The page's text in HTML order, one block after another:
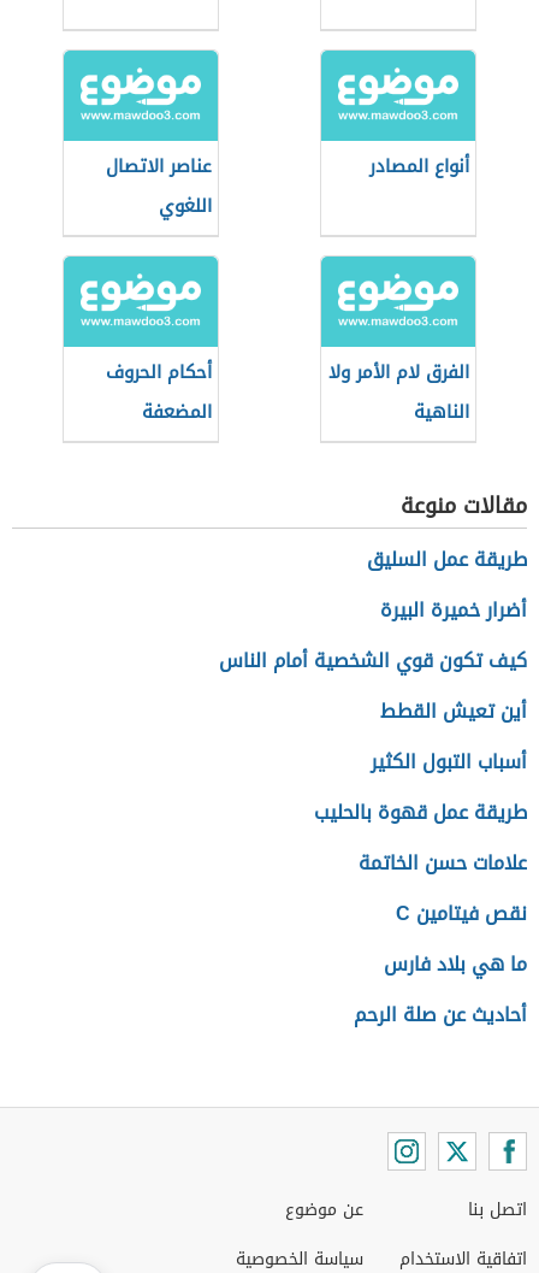
أنواع المصادر
عناصر الاتصال
اللغوي
الفرق لام الأمر ولا
الناهية
أحكام الحروف
المضعفة
مقالات منوعة
طريقة عمل السليق
أضرار خميرة البيرة
كيف تكون قوي الشخصية أمام الناس
أين تعيش القطط
أسباب التبول الكثير
طريقة عمل قهوة بالحليب
علامات حسن الخاتمة
نقص فيتامين C
ما هي بلاد فارس
أحاديث عن صلة الرحم
اتصل بنا
اتفاقية الاستخدام
عن موضوع
سياسة الخصوصية